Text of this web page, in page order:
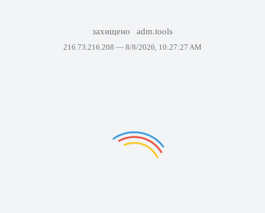
захищено adm.tools
216.73.216.208 — 8/8/2026, 10:27:27 AM